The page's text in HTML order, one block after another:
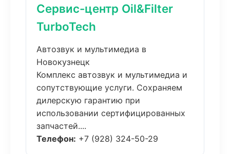
Сервис-центр Oil&Filter
TurboTech
Автозвук и мультимедиа в
Новокузнецк
Комплекс автозвук и мультимедиа и
сопутствующие услуги. Сохраняем
дилерскую гарантию при
использовании сертифицированных
запчастей....
Телефон: +7 (928) 324-50-29